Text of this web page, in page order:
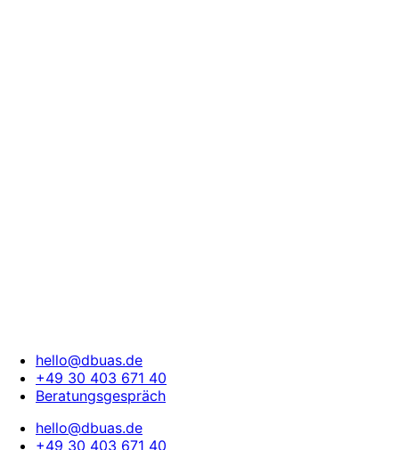
hello@dbuas.de
+49 30 403 671 40
Beratungsgespräch
hello@dbuas.de
+49 30 403 671 40